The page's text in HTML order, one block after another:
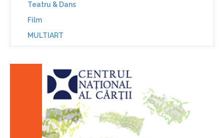
Teatru & Dans
Film
MULTIART